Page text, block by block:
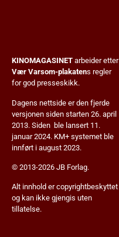
KINOMAGASINET arbeider etter
Vær Varsom-plakatens regler
for god presseskikk.
Dagens nettside er den fjerde
versjonen siden starten 26. april
2013. Siden ble lansert 11.
januar 2024. KM+ systemet ble
innført i august 2023.
© 2013-2026 JB Forlag.
Alt innhold er copyrightbeskyttet
og kan ikke gjengis uten
tillatelse.